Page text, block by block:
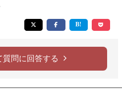
質問に回答する